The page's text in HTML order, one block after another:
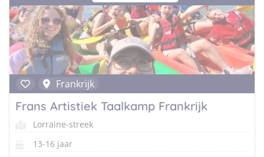
Frankrijk
Frans Artistiek Taalkamp Frankrijk
Lorraine-streek
13-16 jaar